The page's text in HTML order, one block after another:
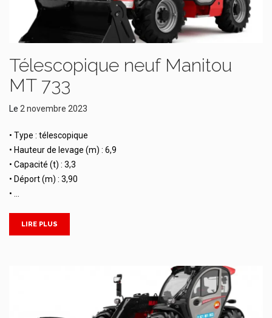
Télescopique neuf Manitou
MT 733
Le 2 novembre 2023
• Type : télescopique
• Hauteur de levage (m) : 6,9
• Capacité (t) : 3,3
• Déport (m) : 3,90
• …
LIRE PLUS